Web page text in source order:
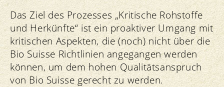
Das Ziel des Prozesses „Kritische Rohstoffe
und Herkünfte“ ist ein proaktiver Umgang mit
kritischen Aspekten, die (noch) nicht über die
Bio Suisse Richtlinien angegangen werden
können, um dem hohen Qualitätsanspruch
von Bio Suisse gerecht zu werden.